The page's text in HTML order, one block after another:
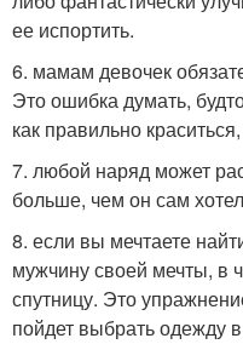
ее испортить.
6. мамам девочек
Это ошибка думать,
как правильно
7. любой наряд может
больше, чем он сам
8. если вы мечтаете
мужчину своей мечты, в
спутницу. Это
пойдет выбрать одежду